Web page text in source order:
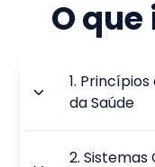
O
1. Princípios
da Saúde
2.Sistemas